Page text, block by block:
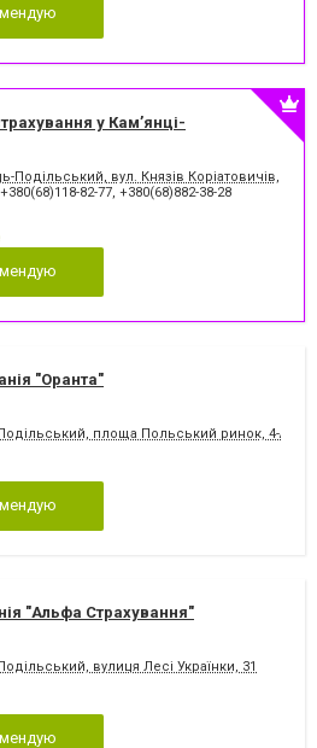
у Кам’янці-
Подільський, вул. Князів Коріатовичів, 5
+380(68)118-82-77, +380(68)882-38-28
"Оранта"
площа Польський ринок, 4-А
"Альфа Страхування"
вулиця Лесі Українки, 31